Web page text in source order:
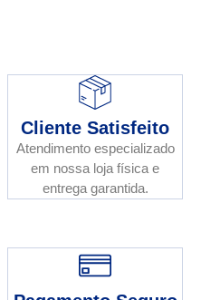
Cliente Satisfeito
Atendimento especializado
em nossa loja física e
entrega garantida.